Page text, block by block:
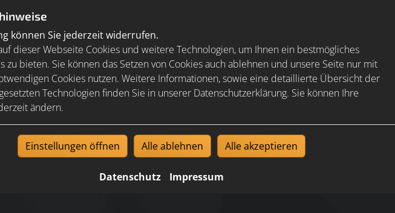
Jetzt ganz einfach und bequem online Termine anfragen!
Termin vereinbaren
können Sie jederzeit widerrufen.
dieser Webseite Cookies und weitere Technologien, um Ihnen ein bestmögliches
zu bieten. Sie können das Setzen von Cookies auch ablehnen und unsere Seite nur mit
Cookies nutzen. Weitere Informationen, sowie eine detaillierte Übersicht der
Technologien finden Sie in unserer Datenschutzerklärung. Sie können Ihre
ändern.
Einstellungen öffnen Alle ablehnen Alle akzeptieren
Datenschutz Impressum